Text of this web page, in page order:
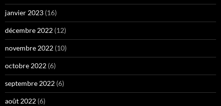
janvier 2023 (16)
décembre 2022 (12)
novembre 2022 (10)
octobre 2022 (6)
septembre 2022 (6)
août 2022 (6)